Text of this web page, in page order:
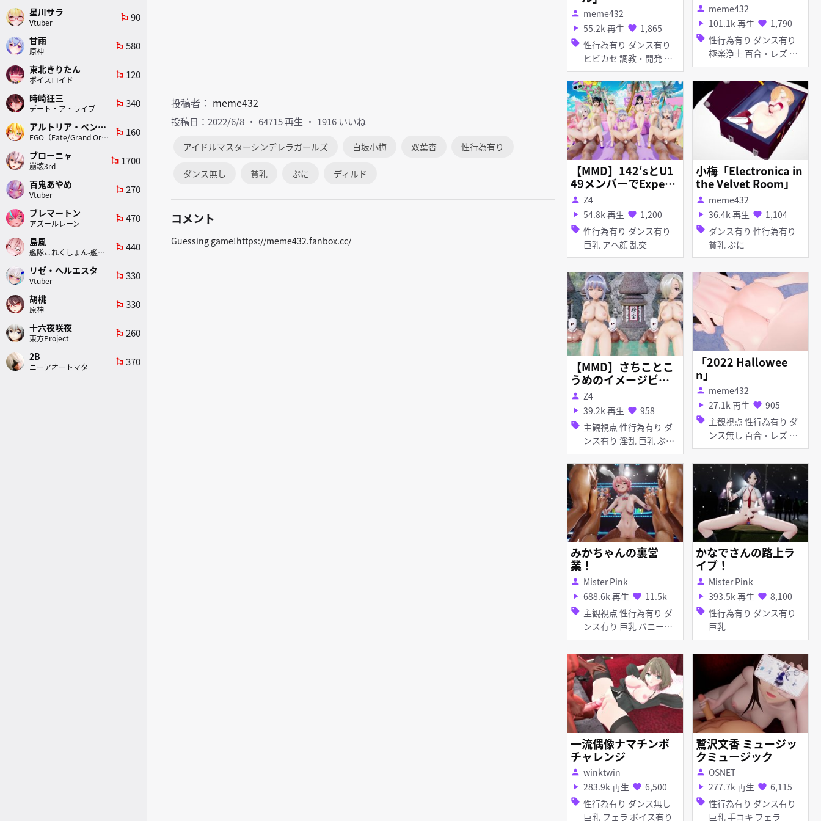
投稿者： meme432
投稿日：2022/6/8 64715 再生 1916 いいね
アイドルマスターシンデレラガールズ 白坂小梅 双葉杏 性行為有り
ダンス無し 貧乳 ぷに ディルド
コメント
Guessing game!https://meme432.fanbox.cc/
person meme432
play_arrow 55.2k 再生 favorite 1,865
sell 性行為有り ダンス有り
ヒビカセ 調教・開発 淫
乱 貧乳 ディルド ピア
ス・装飾品 羞恥 ホロラ
イブ お漏らし・潮吹き
person meme432
play_arrow 101.1k 再生 favorite 1,790
sell 性行為有り ダンス有り
極楽浄土 百合・レズ 貧
乳 ぷに ディルド 和服・
浴衣 オナニー 脱衣
【MMD】142‘sとU1
49メンバーでExpect
ation sex dance
person Z4
play_arrow 54.8k 再生 favorite 1,200
sell 性行為有り ダンス有り
巨乳 アヘ顔 乱交
小梅「Electronica in
the Velvet Room」
person meme432
play_arrow 36.4k 再生 favorite 1,104
sell ダンス有り 性行為有り
貧乳 ぷに
【MMD】さちことこ
うめのイメージビデ
オ（魅惑ヒップダン
ス）
person Z4
play_arrow 39.2k 再生 favorite 958
sell 主観視点 性行為有り ダ
ンス有り 淫乱 巨乳 ぷに
アヘ顔 パイズリ 乱交
「2022 Hallowee
n」
person meme432
play_arrow 27.1k 再生 favorite 905
sell 主観視点 性行為有り ダ
ンス無し 百合・レズ 陵
辱 無理やり 淫乱 貧乳 ふ
たなり ぷに イラマチオ
お漏らし・潮吹き 羞恥
手コキ フェラ 乱交 アナ
ル責め
みかちゃんの裏営
業！
person Mister Pink
play_arrow 688.6k 再生 favorite 11.5k
sell 主観視点 性行為有り ダ
ンス有り 巨乳 バニーガ
ール
かなでさんの路上ラ
イブ！
person Mister Pink
play_arrow 393.5k 再生 favorite 8,100
sell 性行為有り ダンス有り
巨乳
一流偶像ナマチンポ
チャレンジ
person winktwin
play_arrow 283.9k 再生 favorite 6,500
sell 性行為有り ダンス無し
巨乳 フェラ ボイス有り
鷺沢文香 ミュージッ
クミュージック
person OSNET
play_arrow 277.7k 再生 favorite 6,115
sell 性行為有り ダンス有り
巨乳 手コキ フェラ
星川サラ
Vtuber
emoji_flags 90
甘雨
原神
emoji_flags 580
東北きりたん
ボイスロイド
emoji_flags 120
時崎狂三
デート・ア・ライブ
emoji_flags 340
アルトリア・ペンドラゴン(ランサー)
FGO（Fate/Grand Order）
emoji_flags 160
ブローニャ
崩壊3rd
emoji_flags 1700
百鬼あやめ
Vtuber
emoji_flags 270
ブレマートン
アズールレーン
emoji_flags 470
島風
艦隊これくしょん-艦これ-
emoji_flags 440
リゼ・ヘルエスタ
Vtuber
emoji_flags 330
胡桃
原神
emoji_flags 330
十六夜咲夜
東方Project
emoji_flags 260
2B
ニーアオートマタ
emoji_flags 370